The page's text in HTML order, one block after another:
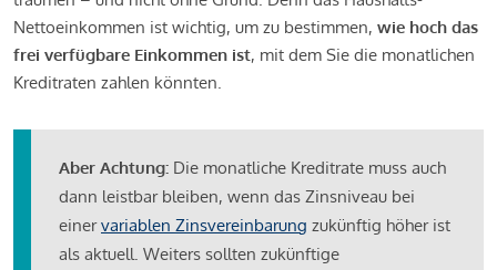
Nettoeinkommen ist wichtig, um zu bestimmen, wie hoch das
frei verfügbare Einkommen ist, mit dem Sie die monatlichen
Kreditraten zahlen könnten.
Aber Achtung: Die monatliche Kreditrate muss auch
dann leistbar bleiben, wenn das Zinsniveau bei
einervariablen Zinsvereinbarung zukünftig höher ist
als aktuell. Weiters sollten zukünftige